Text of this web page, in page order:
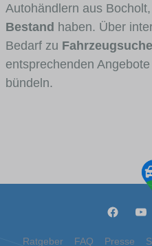
Autohändlern aus
Bestand haben. Über
Bedarf zu
entsprechenden
bündeln.
Ratgeber FAQ Presse